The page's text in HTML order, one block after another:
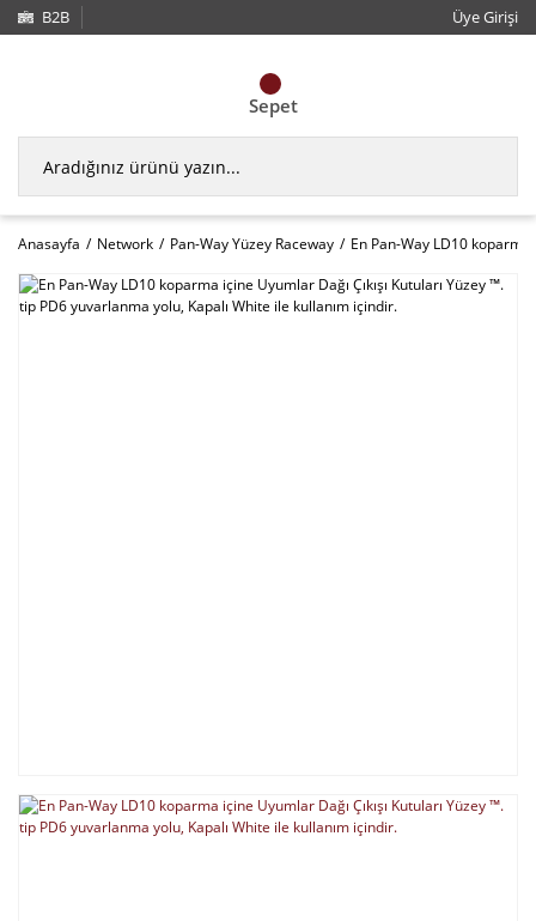
B2B Üye Girişi
Sepet
Anasayfa Network Pan-Way Yüzey Raceway En Pan-Way LD10 koparma